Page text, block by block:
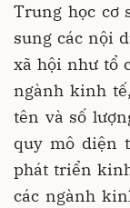
Trung học cơ
sung các nội
xã hội như tổ
ngành kinh
tên và số
quy mô diện
phát triển
các ngành